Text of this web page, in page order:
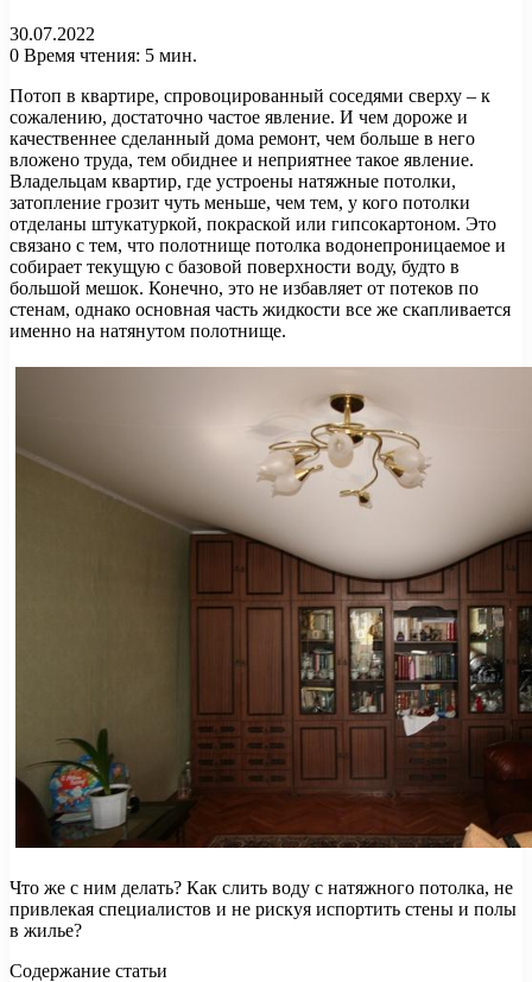
30.07.2022
0 Время чтения: 5 мин.
Потоп в квартире, спровоцированный соседями сверху – к
сожалению, достаточно частое явление. И чем дороже и
качественнее сделанный дома ремонт, чем больше в него
вложено труда, тем обиднее и неприятнее такое явление.
Владельцам квартир, где устроены натяжные потолки,
затопление грозит чуть меньше, чем тем, у кого потолки
отделаны штукатуркой, покраской или гипсокартоном. Это
связано с тем, что полотнище потолка водонепроницаемое и
собирает текущую с базовой поверхности воду, будто в
большой мешок. Конечно, это не избавляет от потеков по
стенам, однако основная часть жидкости все же скапливается
именно на натянутом полотнище.
Что же с ним делать? Как слить воду с натяжного потолка, не
привлекая специалистов и не рискуя испортить стены и полы
в жилье?
Содержание статьи